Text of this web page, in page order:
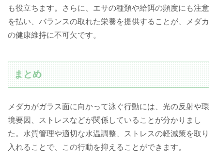
も役立ちます。さらに、エサの種類や給餌の頻度にも注意
を払い、バランスの取れた栄養を提供することが、メダカ
の健康維持に不可欠です。
まとめ
メダカがガラス面に向かって泳ぐ行動には、光の反射や環
境要因、ストレスなどが関係していることが分かりまし
た。水質管理や適切な水温調整、ストレスの軽減策を取り
入れることで、この行動を抑えることができます。